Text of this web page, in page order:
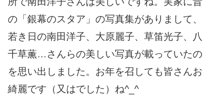
の「銀幕のスタア」の写真集がありまして、
若き日の南田洋子、大原麗子、草笛光子、八
千草薫…さんらの美しい写真が載っていたの
を思い出しました。お年を召しても皆さんお
綺麗です（又はでした）ね^_^